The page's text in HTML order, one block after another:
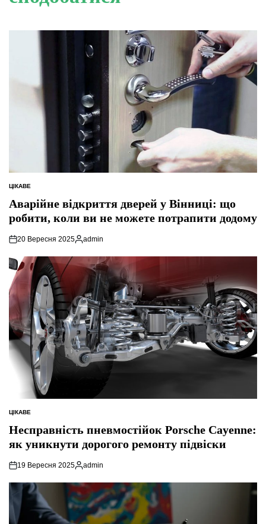
ОПУБЛІКУВАТИ
ЦІКАВЕ
Аварійне відкриття дверей у Вінниці: що
робити, коли ви не можете потрапити додому
20 Вересня 2025
Опубліковано
admin
ОПУБЛІКУВАТИ
ЦІКАВЕ
Несправність пневмостійок Porsche Cayenne:
як уникнути дорогого ремонту підвіски
19 Вересня 2025
Опубліковано
admin